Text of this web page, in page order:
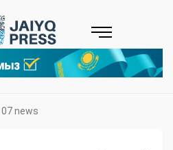
07 news